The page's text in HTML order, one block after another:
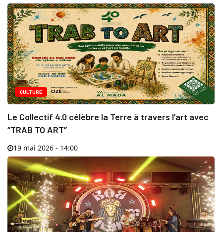
CULTURE
Le Collectif 4.0 célèbre la Terre à travers l’art avec
“TRAB TO ART”
19 mai 2026 - 14:00